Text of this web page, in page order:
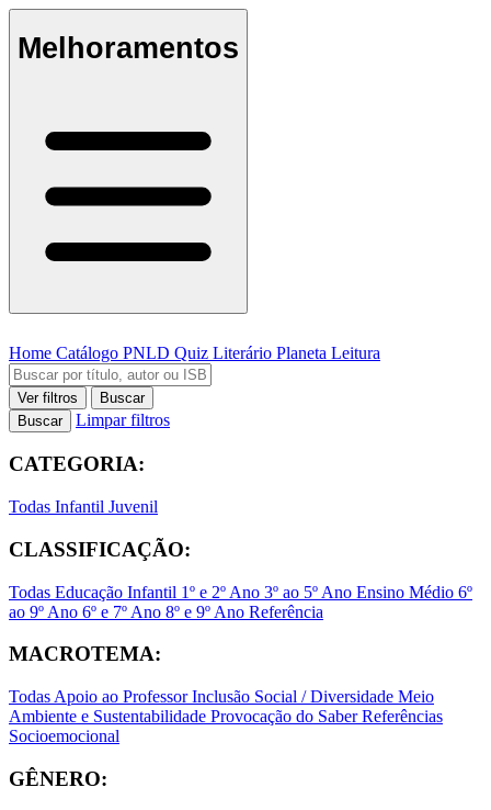
Melhoramentos
Home Catálogo PNLD Quiz Literário Planeta Leitura
Ver filtros
Buscar
Buscar
Limpar filtros
CATEGORIA:
Todas Infantil Juvenil
CLASSIFICAÇÃO:
Todas Educação Infantil 1º e 2º Ano 3º ao 5º Ano Ensino Médio 6º
ao 9º Ano 6º e 7º Ano 8º e 9º Ano Referência
MACROTEMA:
Todas Apoio ao ProfessorInclusão Social / Diversidade Meio
Ambiente e Sustentabilidade Provocação do SaberReferências
Socioemocional
GÊNERO: